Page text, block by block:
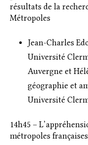
résultats de la
Métropoles
Jean-Charles
Université
Auvergne et
géographie et
Université
14h45 –
métropoles françaises